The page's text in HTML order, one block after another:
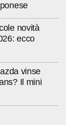
novità
ecco
vinse
Il mini